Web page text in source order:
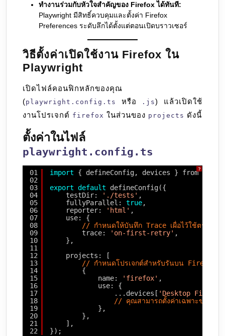
ทำงานร่วมกับหัวใจสำคัญของ Firefox ได้ทันที:
Playwright มีสิทธิ์ควบคุมและตั้งค่า Firefox
Preferences ระดับลึกได้ตั้งแต่ตอนเปิดบราวเซอร์
วิธีตั้งค่าเปิดใช้งาน Firefox ใน
Playwright
เปิดไฟล์คอนฟิกหลักของคุณ
(playwright.config.ts หรือ .js) แล้วเปิดใช้
งานโปรเจกต์ firefox ในส่วนของ projects ดังนี้
ตั้งค่าในไฟล์
playwright.config.ts
?
01
02
03
04
05
06
07
08
09
10
11
12
13
14
15
16
17
18
19
20
21
22
import { defineConfig, devices } from
export default
defineConfig({
testDir:
'./tests' ,
fullyParallel: true,
reporter:
'html' ,
use: {
// กำหนดให้บันทึก Trace เผื่อไว้ใช้ตรวจสอ
trace:
'on-first-retry' ,
},
projects: [
// กำหนดโปรเจกต์สำหรับรันบน Firefox
{
name:
'firefox' ,
use: {
...devices[ 'Desktop
// คุณสามารถตั้งค่าเฉพาะของ
},
},
],
});